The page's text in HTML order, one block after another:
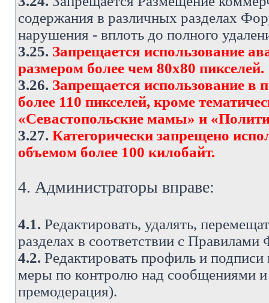
содержания в различных разделах
нарушения - вплоть до полного
3.25. Запрещается использование
размером более чем 80х80 пикселей.
3.26. Запрещается использование в
более 110 пикселей, кроме
«Севастопольские мамы» и
3.27. Категорически запрещено
объемом более 100 килобайт.
4. Администраторы вправе:
4.1. Редактировать, удалять,
разделах в соответствии с
4.2. Редактировать профиль и
меры по контролю над сообщениями
премодерация).